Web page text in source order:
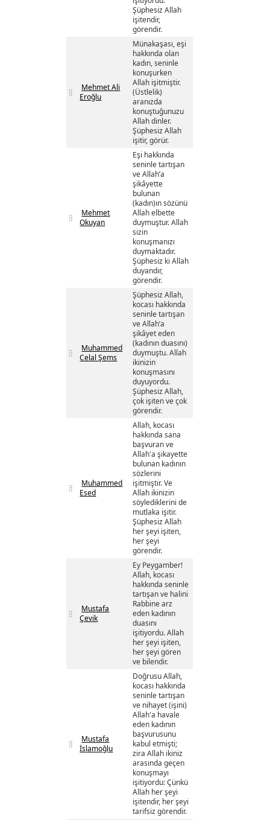
Şüphesiz Allah
işitendir,
görendir.
Mehmet Ali
Eroğlu
Münakaşası, eşi
hakkında olan
kadın, seninle
konuşurken
Allah işitmiştir.
(Üstlelik)
aranızda
konuştuğunuzu
Allah dinler.
Şüphesiz Allah
işitir, görür.
Mehmet
Okuyan
Eşi hakkında
seninle tartışan
ve Allah’a
şikâyette
bulunan
(kadın)ın sözünü
Allah elbette
duymuştur. Allah
sizin
konuşmanızı
duymaktadır.
Şüphesiz ki Allah
duyandır,
görendir.
Muhammed
Celal Şems
Şüphesiz Allah,
kocası hakkında
seninle tartışan
ve Allah’a
şikâyet eden
(kadının duasını)
duymuştu. Allah
ikinizin
konuşmasını
duyuyordu.
Şüphesiz Allah,
çok işiten ve çok
görendir.
Muhammed
Esed
Allah, kocası
hakkında sana
başvuran ve
Allah'a şikayette
bulunan kadının
sözlerini
işitmiştir. Ve
Allah ikinizin
söylediklerini de
mutlaka işitir.
Şüphesiz Allah
her şeyi işiten,
her şeyi
görendir.
Mustafa
Çevik
Ey Peygamber!
Allah, kocası
hakkında seninle
tartışan ve halini
Rabbine arz
eden kadının
duasını
işitiyordu. Allah
her şeyi işiten,
her şeyi gören
ve bilendir.
Mustafa
İslamoğlu
Doğrusu Allah,
kocası hakkında
seninle tartışan
ve nihayet (işini)
Allah'a havale
eden kadının
başvurusunu
kabul etmişti;
zira Allah ikiniz
arasında geçen
konuşmayı
işitiyordu: Çünkü
Allah her şeyi
işitendir, her şeyi
tarifsiz görendir.